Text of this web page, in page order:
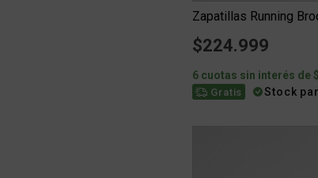
Zapatillas Running
$224.999
6 cuotas sin interés de
Gratis Stock